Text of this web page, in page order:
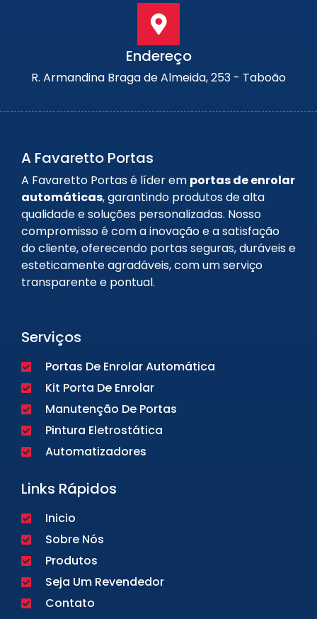
Endereço
R. Armandina Braga de Almeida, 253 - Taboão
A Favaretto Portas
A Favaretto Portas é líder em portas de enrolar
automáticas, garantindo produtos de alta
qualidade e soluções personalizadas. Nosso
compromisso é com a inovação e a satisfação
do cliente, oferecendo portas seguras, duráveis e
esteticamente agradáveis, com um serviço
transparente e pontual.
Serviços
Portas De Enrolar Automática
Kit Porta De Enrolar
Manutenção De Portas
Pintura Eletrostática
Automatizadores
Links Rápidos
Inicio
Sobre Nós
Produtos
Seja Um Revendedor
Contato